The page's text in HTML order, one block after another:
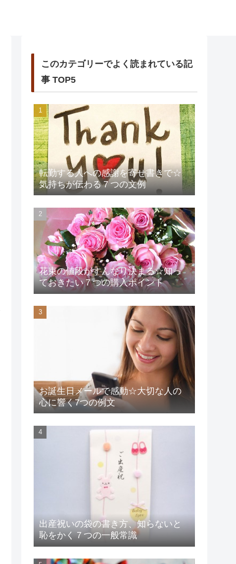
このカテゴリーでよく読まれている記
事 TOP5
転勤する人への感謝を寄せ書きで☆
気持ちが伝わる７つの文例
花束の値段がすんなり決まる☆知っ
ておきたい７つの購入ポイント
お誕生日メールで感動☆大切な人の
心に響く7つの例文
出産祝いの袋の書き方、知らないと
恥をかく７つの一般常識